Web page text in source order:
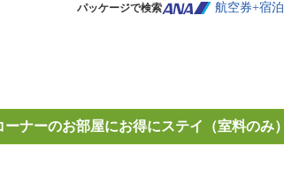
パッケージで検索 航空券+宿泊
ナーのお部屋にお得にステイ（室料のみ）